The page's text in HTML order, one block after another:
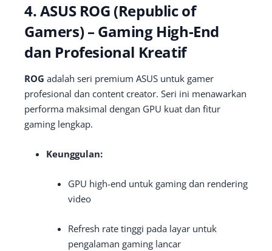
4. ASUS ROG (Republic of
Gamers) – Gaming High-End
dan Profesional Kreatif
ROG adalah seri premium ASUS untuk gamer
profesional dan content creator. Seri ini menawarkan
performa maksimal dengan GPU kuat dan fitur
gaming lengkap.
Keunggulan:
GPU high-end untuk gaming dan rendering
video
Refresh rate tinggi pada layar untuk
pengalaman gaming lancar